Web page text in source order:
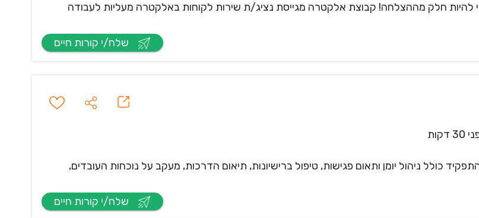
להיות חלק מההצלחה! קבוצת אלקטרה מגייסת נציג/ת שירות לקוחות באלקטרה מעליות לעבודה
דקות
כולל ניהול יומן ותאום פגישות, טיפול ברישיונות, תיאום הדרכות, מעקב על נוכחות העובדים,